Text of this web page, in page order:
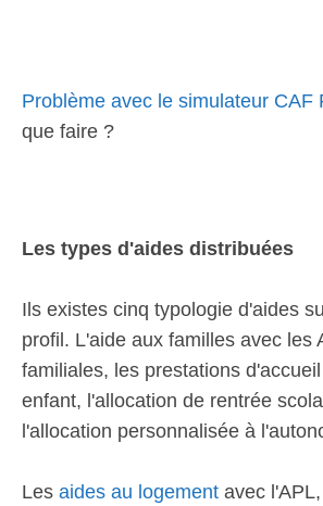
Problème avec le simulateur CAF
que faire ?
Les types d'aides distribuées
Ils existes cinq typologie d'aides
profil. L'aide aux familles avec les
familiales, les prestations
enfant, l'allocation de rentrée
l'allocation personnalisée à
Les aides au logement avec